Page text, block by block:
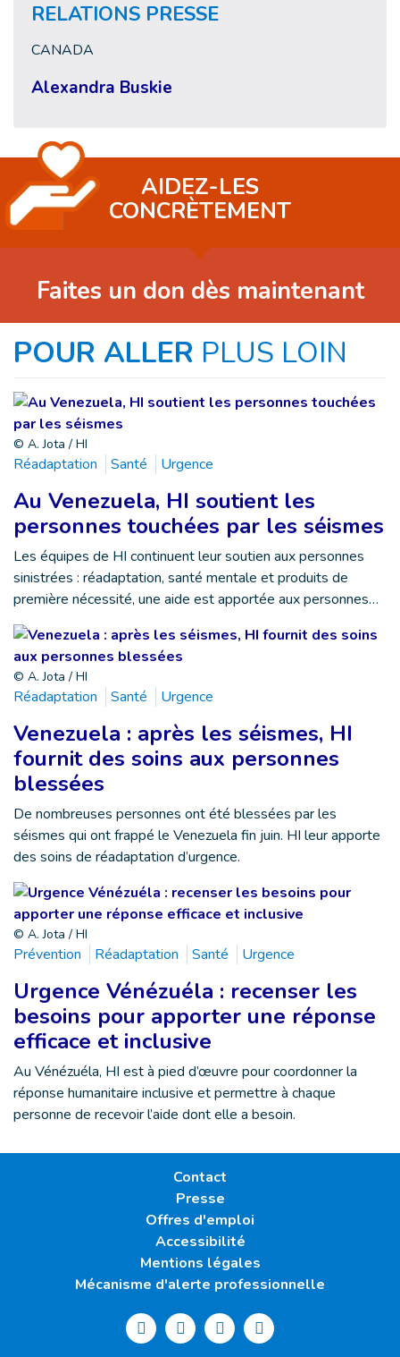
RELATIONS PRESSE
CANADA
Alexandra Buskie
AIDEZ-LES
CONCRÈTEMENT
Faites un don dès maintenant
POUR ALLER PLUS LOIN
© A. Jota / HI
Réadaptation Santé Urgence
Au Venezuela, HI soutient les
personnes touchées par les séismes
Les équipes de HI continuent leur soutien aux personnes
sinistrées : réadaptation, santé mentale et produits de
première nécessité, une aide est apportée aux personnes…
© A. Jota / HI
Réadaptation Santé Urgence
Venezuela : après les séismes, HI
fournit des soins aux personnes
blessées
De nombreuses personnes ont été blessées par les
séismes qui ont frappé le Venezuela fin juin. HI leur apporte
des soins de réadaptation d’urgence.
© A. Jota / HI
Prévention Réadaptation Santé Urgence
Urgence Vénézuéla : recenser les
besoins pour apporter une réponse
efficace et inclusive
Au Vénézuéla, HI est à pied d’œuvre pour coordonner la
réponse humanitaire inclusive et permettre à chaque
personne de recevoir l’aide dont elle a besoin.
Contact
Presse
Offres d'emploi
Accessibilité
Mentions légales
Mécanisme d'alerte professionnelle